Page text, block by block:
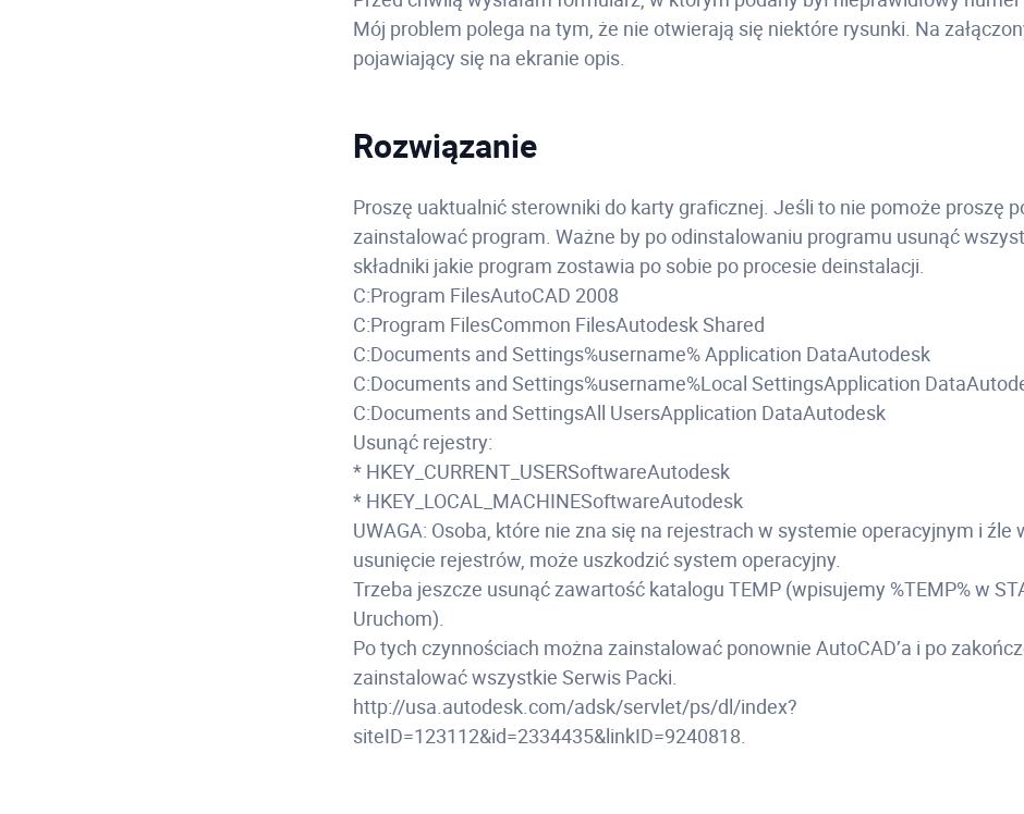
Mój problem polega na tym, że nie otwierają się niektóre rysunki. Na
pojawiający się na ekranie opis.
Rozwiązanie
Proszę uaktualnić sterowniki do karty graficznej. Jeśli to nie pomoże proszę
zainstalować program. Ważne by po odinstalowaniu programu usunąć
składniki jakie program zostawia po sobie po procesie deinstalacji.
C:Program FilesAutoCAD 2008
C:Program FilesCommon FilesAutodesk Shared
C:Documents and Settings%username% Application DataAutodesk
C:Documents and Settings%username%Local SettingsApplication
C:Documents and SettingsAll UsersApplication DataAutodesk
Usunąć rejestry:
* HKEY_CURRENT_USERSoftwareAutodesk
* HKEY_LOCAL_MACHINESoftwareAutodesk
UWAGA: Osoba, które nie zna się na rejestrach w systemie operacyjnym i źle
usunięcie rejestrów, może uszkodzić system operacyjny.
Trzeba jeszcze usunąć zawartość katalogu TEMP (wpisujemy %TEMP% w
Uruchom).
Po tych czynnościach można zainstalować ponownie AutoCAD’a i po
zainstalować wszystkie Serwis Packi.
http://usa.autodesk.com/adsk/servlet/ps/dl/index?
siteID=123112&id=2334435&linkID=9240818.